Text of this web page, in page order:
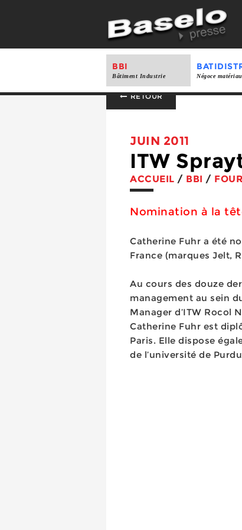
BBI
Bâtiment Industrie Négoce
RETOUR
JUIN 2011
ITW
ACCUEIL / BBI /
Nomination à la
Catherine Fuhr a été
France (marques Jelt,
Au cours des douze
management au sein
Manager d’ITW Rocol
Catherine Fuhr est
Paris. Elle dispose
de l’université de